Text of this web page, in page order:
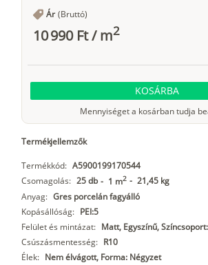
Ár (Bruttó)
10 990 Ft/m2
KOSÁRBA
Mennyiséget a kosárban tudja
Termékjellemzők
Termékkód: A5900199170544
Csomagolás: 25 db - 1 m2 - 21,45 kg
Anyag: Gres porcelán fagyálló
Kopásállóság: PEI:5
Felület és mintázat: Matt, Egyszínű,
Csúszásmentesség: R10
Élek: Nem élvágott, Forma: Négyzet